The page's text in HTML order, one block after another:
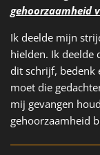
gehoorzaamheid
Ik deelde mijn
hielden. Ik deelde
dit schrijf, bedenk
moet die
mij gevangen
gehoorzaamheid